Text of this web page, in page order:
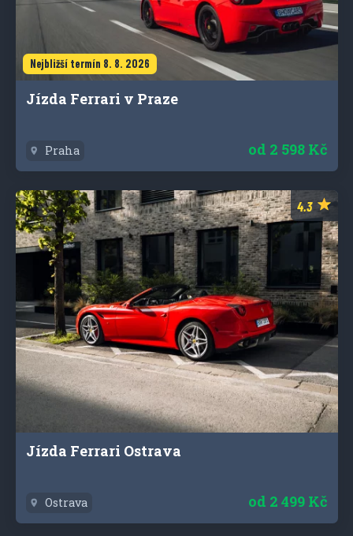
Nejbližší termín 8. 8. 2026
Jízda Ferrari v Praze
Praha od 2 598 Kč
Jízda Ferrari Ostrava
Ostrava od 2 499 Kč